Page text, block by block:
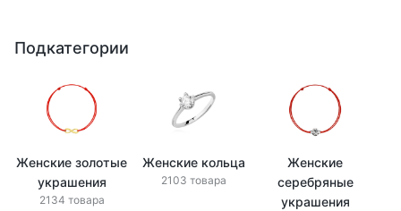
Подкатегории
Женские золотые
украшения
2134 товара
Женские кольца
2103 товара
Женские
серебряные
украшения